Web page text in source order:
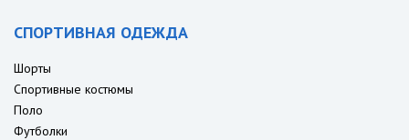
СПОРТИВНАЯ ОДЕЖДА
Шорты
Спортивные костюмы
Поло
Футболки